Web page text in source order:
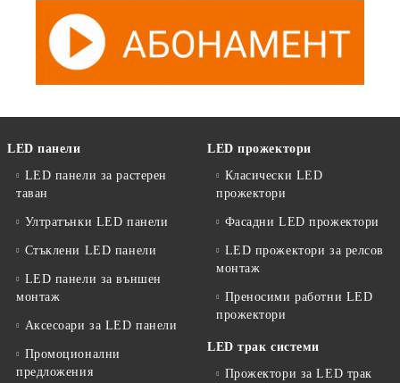
LED панели
LED панели за растерен
таван
Ултратънки LED панели
Стъклени LED панели
LED панели за външен
монтаж
Аксесоари за LED панели
Промоционални
предложения
LED прожектори
Класически LED
прожектори
Фасадни LED прожектори
LED прожектори за релсов
монтаж
Преносими работни LED
прожектори
LED трак системи
Прожектори за LED трак